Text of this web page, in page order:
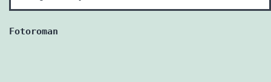
neler
varmış?
Fotoroman